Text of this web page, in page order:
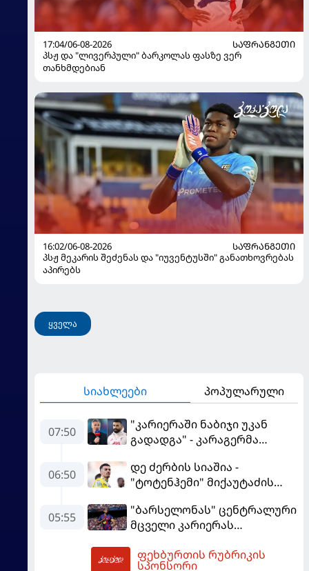
17:04/06-08-2026
ᲡᲐᲤᲠᲐᲜᲒᲔᲗᲘ
პსჟ და "ლივერპული" ბარკოლას ფასზე ვერ
თანხმდებიან
16:02/06-08-2026
ᲡᲐᲤᲠᲐᲜᲒᲔᲗᲘ
პსჟ მეკარის შეძენას და "იუვენტუსში" განათხოვრებას
აპირებს
ყველა
სიახლეები პოპულარული
07:50
"კარიერაში ნაბიჯი უკან
გადადგა" - კარაგერმა
06:50
დე ძერბის სიაშია -
"ტოტენჰემი" მიქაუტაძის
05:55
"ბარსელონას" ცენტრალური
მცველი კარიერას
გააგრძელებს
ფეხბურთის რუბრიკის
სპონსორი